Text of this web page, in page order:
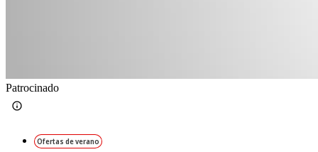
Patrocinado
Ofertas de verano